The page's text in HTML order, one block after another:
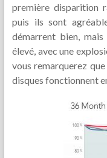
première disparition
puis ils sont
démarrent bien,
élevé, avec une
vous remarquerez
disques fonctionnent